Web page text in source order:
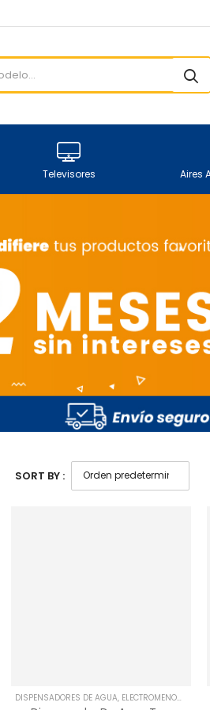
Televisores Aires
SORT BY :
DISPENSADORES DE AGUA, ELECTROMENORES